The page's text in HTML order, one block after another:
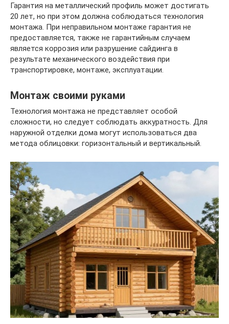
Гарантия на металлический профиль может достигать
20 лет, но при этом должна соблюдаться технология
монтажа. При неправильном монтаже гарантия не
предоставляется, также не гарантийным случаем
является коррозия или разрушение сайдинга в
результате механического воздействия при
транспортировке, монтаже, эксплуатации.
Монтаж своими руками
Технология монтажа не представляет особой
сложности, но следует соблюдать аккуратность. Для
наружной отделки дома могут использоваться два
метода облицовки: горизонтальный и вертикальный.